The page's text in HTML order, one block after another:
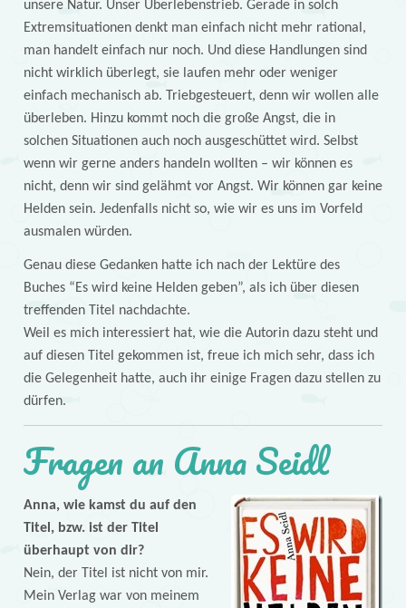
unsere Natur. Unser Überlebenstrieb. Gerade in solch
Extremsituationen denkt man einfach nicht mehr rational,
man handelt einfach nur noch. Und diese Handlungen sind
nicht wirklich überlegt, sie laufen mehr oder weniger
einfach mechanisch ab. Triebgesteuert, denn wir wollen alle
überleben. Hinzu kommt noch die große Angst, die in
solchen Situationen auch noch ausgeschüttet wird. Selbst
wenn wir gerne anders handeln wollten – wir können es
nicht, denn wir sind gelähmt vor Angst. Wir können gar keine
Helden sein. Jedenfalls nicht so, wie wir es uns im Vorfeld
ausmalen würden.
Genau diese Gedanken hatte ich nach der Lektüre des
Buches “Es wird keine Helden geben”, als ich über diesen
treffenden Titel nachdachte.
Weil es mich interessiert hat, wie die Autorin dazu steht und
auf diesen Titel gekommen ist, freue ich mich sehr, dass ich
die Gelegenheit hatte, auch ihr einige Fragen dazu stellen zu
dürfen.
Fragen an Anna Seidl
Anna, wie kamst du auf den
Titel, bzw. ist der Titel
überhaupt von dir?
Nein, der Titel ist nicht von mir.
Mein Verlag war von meinem